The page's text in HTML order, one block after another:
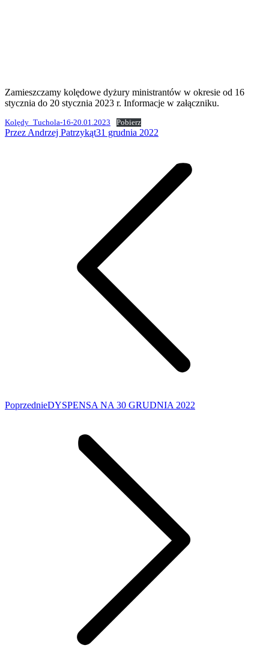
Zamieszczamy kolędowe dyżury ministrantów w okresie od 16
stycznia do 20 stycznia 2023 r. Informacje w załączniku.
Kolędy_Tuchola-16-20.01.2023 Pobierz
Przez Andrzej Patrzykąt31 grudnia 2022
PoprzedniePoprzedni
DYSPENSA NA 30 GRUDNIA 2022